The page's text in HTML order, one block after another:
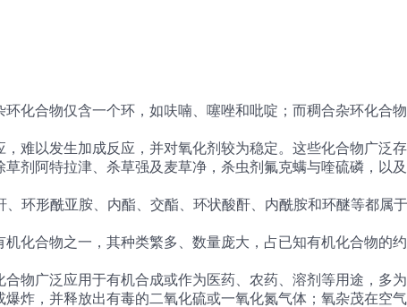
化合物仅含一个环，如呋喃、噻唑和吡啶；而稠合杂环化合
难以发生加成反应，并对氧化剂较为稳定。这些化合物广泛
剂阿特拉津、杀草强及麦草净，杀虫剂氟克螨与喹硫磷，以
环形酰亚胺、内酯、交酯、环状酸酐、内酰胺和环醚等都属
化合物之一，其种类繁多、数量庞大，占已知有机化合物的
物广泛应用于有机合成或作为医药、农药、溶剂等用途，多
炸，并释放出有毒的二氧化硫或一氧化氮气体；氧杂茂在空